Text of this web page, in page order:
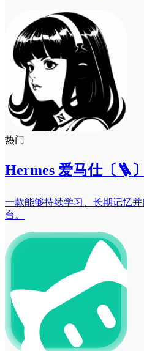
热门
Hermes 爱马仕〔🪜〕
一款能够持续学习、长期记忆
台。